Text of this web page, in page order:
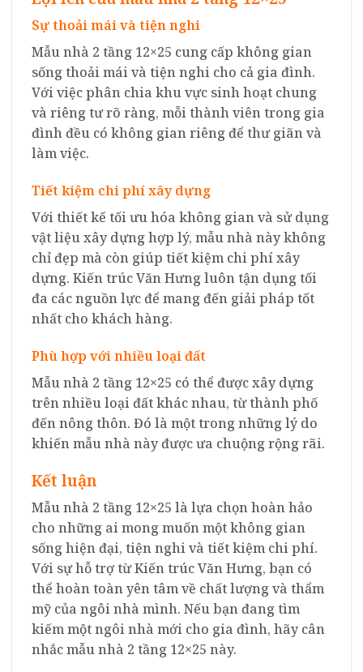
Sự thoải mái và tiện nghi
Mẫu nhà 2 tầng 12×25 cung cấp không gian
sống thoải mái và tiện nghi cho cả gia đình.
Với việc phân chia khu vực sinh hoạt chung
và riêng tư rõ ràng, mỗi thành viên trong gia
đình đều có không gian riêng để thư giãn và
làm việc.
Tiết kiệm chi phí xây dựng
Với thiết kế tối ưu hóa không gian và sử dụng
vật liệu xây dựng hợp lý, mẫu nhà này không
chỉ đẹp mà còn giúp tiết kiệm chi phí xây
dựng. Kiến trúc Văn Hưng luôn tận dụng tối
đa các nguồn lực để mang đến giải pháp tốt
nhất cho khách hàng.
Phù hợp với nhiều loại đất
Mẫu nhà 2 tầng 12×25 có thể được xây dựng
trên nhiều loại đất khác nhau, từ thành phố
đến nông thôn. Đó là một trong những lý do
khiến mẫu nhà này được ưa chuộng rộng rãi.
Kết luận
Mẫu nhà 2 tầng 12×25 là lựa chọn hoàn hảo
cho những ai mong muốn một không gian
sống hiện đại, tiện nghi và tiết kiệm chi phí.
Với sự hỗ trợ từ Kiến trúc Văn Hưng, bạn có
thể hoàn toàn yên tâm về chất lượng và thẩm
mỹ của ngôi nhà mình. Nếu bạn đang tìm
kiếm một ngôi nhà mới cho gia đình, hãy cân
nhắc mẫu nhà 2 tầng 12×25 này.